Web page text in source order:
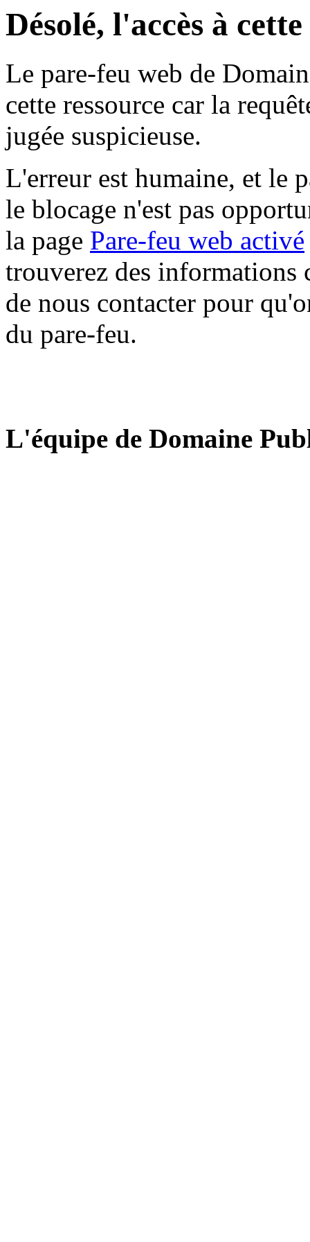
Désolé, l'accès à
Le pare-feu web de
cette ressource car la
jugée suspicieuse.
L'erreur est humaine, et le
le blocage n'est pas
la page Pare-feu web activé
trouverez des informations
de nous contacter pour
du pare-feu.
L'équipe de Domaine